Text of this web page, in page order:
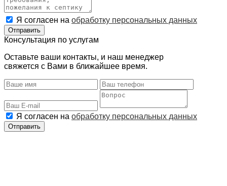
Я согласен на обработку персональных данных
Консультация по услугам
Оставьте ваши контакты, и наш менеджер
свяжется с Вами в ближайшее время.
Я согласен на обработку персональных данных